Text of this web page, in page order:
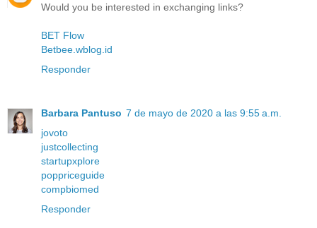
Would you be interested in exchanging links?
BET Flow
Betbee.wblog.id
Responder
Barbara Pantuso 7 de mayo de 2020 a las 9:55 a.m.
jovoto
justcollecting
startupxplore
poppriceguide
compbiomed
Responder